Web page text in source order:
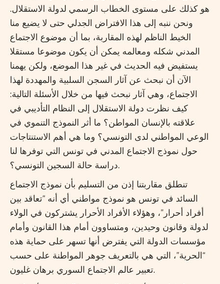
هو كذلك على مستوى الخطاب الرسمي لدولة الاستقلال.
ونحن ننبه إلى هذا الافتراض الجدلي حتى لا يضيع منا
الخيط الناظم لهذه المقاربة، بما أن موضوع الاجتماع
المدني شكله ومعالمه يمكن أن يكون موضوعا مستقلا
يستفيض فيه الحديث في غير هذا الموضع، ولكن يهمنا
الآن أن نبحث عن آثار السجن السلبية والمهددة لهذا
الاجتماع، وهي آثار نبحث فيها من خلال الأسئلة التالية:
كيف نظرت دولة الاستقلال إلى النظام التأديبي في
علاقته بالإنسان المواطن؟ ما أثر النموذج التنموي في
الوعي المواطني لدى التونسي؟ وما هي أهم الاستنتاجات
حول نموذج الاجتماع المدني في تونس التي توفرها لنا
دراسة حالة السجين التونسي؟.
تنطلق مقاربتنا إذن من التسليم بأن نموذج الاجتماع
السائد في تونس هو نموذج مواطني أي أنه “تعاقد بين
أفراد أحرار”، وهؤلاء الأفراد الأحرار يشتركون في الولاء
لدولة وقانون وحيدين، ومتساوون أمام هذا القانون وأمام
مؤسسات الدولة التي يفترض أنها تسهر على حماية هذه
“الحرية”، التي هي بالتعريف جوهر المواطنة على حسب
تعبير عالم الاجتماع السوري برهان غليون.